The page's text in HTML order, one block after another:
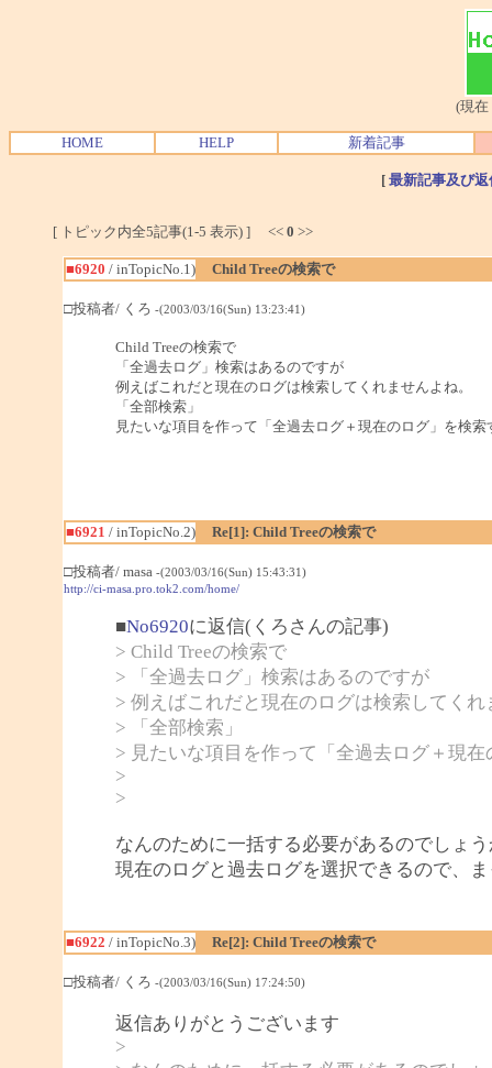
(現在
HOME HELP 新着記事
[ 最新記事及び
[ トピック内全5記事(1-5 表示) ] << 0 >>
■6920 / inTopicNo.1) Child Treeの検索で
□投稿者/ くろ -(2003/03/16(Sun) 13:23:41)
Child Treeの検索で
「全過去ログ」検索はあるのですが
例えばこれだと現在のログは検索してくれませんよね。
「全部検索」
見たいな項目を作って「全過去ログ＋現在のログ」を検
■6921 / inTopicNo.2) Re[1]: Child Treeの検索で
□投稿者/ masa -(2003/03/16(Sun) 15:43:31)
http://ci-masa.pro.tok2.com/home/
■No6920に返信(くろさんの記事)
> Child Treeの検索で
> 「全過去ログ」検索はあるのですが
> 例えばこれだと現在のログは検索してくれ
> 「全部検索」
> 見たいな項目を作って「全過去ログ＋現
>
>
なんのために一括する必要があるのでしょ
現在のログと過去ログを選択できるので、
■6922 / inTopicNo.3) Re[2]: Child Treeの検索で
□投稿者/ くろ -(2003/03/16(Sun) 17:24:50)
返信ありがとうございます
>